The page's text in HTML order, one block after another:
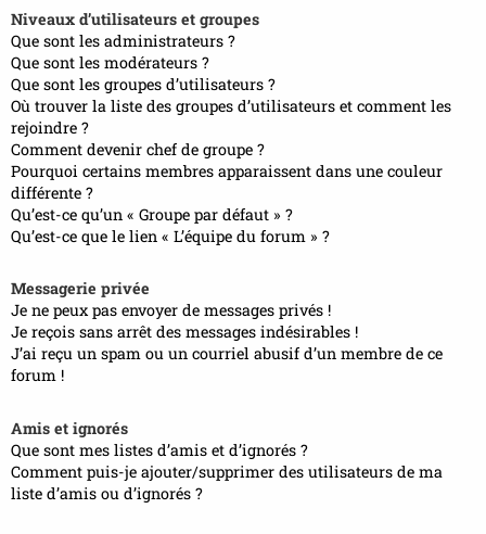
Niveaux d’utilisateurs et groupes
Que sont les administrateurs ?
Que sont les modérateurs ?
Que sont les groupes d’utilisateurs ?
Où trouver la liste des groupes d’utilisateurs et comment les
rejoindre ?
Comment devenir chef de groupe ?
Pourquoi certains membres apparaissent dans une couleur
différente ?
Qu’est-ce qu’un « Groupe par défaut » ?
Qu’est-ce que le lien « L’équipe du forum » ?
Messagerie privée
Je ne peux pas envoyer de messages privés !
Je reçois sans arrêt des messages indésirables !
J’ai reçu un spam ou un courriel abusif d’un membre de ce
forum !
Amis et ignorés
Que sont mes listes d’amis et d’ignorés ?
Comment puis-je ajouter/supprimer des utilisateurs de ma
liste d’amis ou d’ignorés ?